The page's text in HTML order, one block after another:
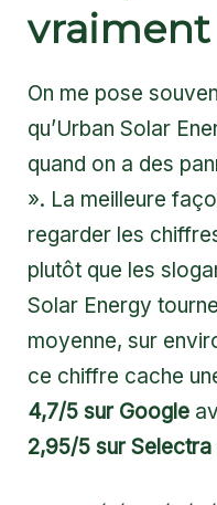
vraiment
On me pose
qu’Urban Solar
quand on a des
». La meilleure
regarder les
plutôt que les
Solar Energy
moyenne, sur
ce chiffre cache
4,7/5 sur Google
2,95/5 sur Selectra